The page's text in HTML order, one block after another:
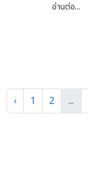
อ่านต่อ...
‹ 1 2 ...